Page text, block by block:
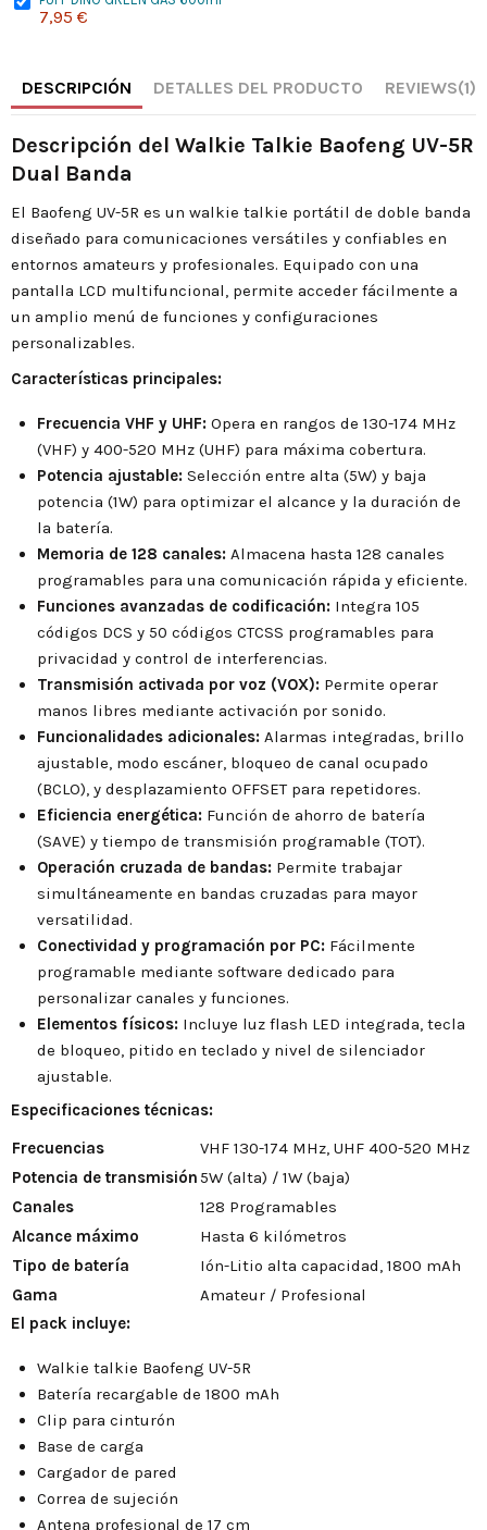
7,95 €
DESCRIPCIÓN DETALLES DEL PRODUCTO REVIEWS(1)
Descripción del Walkie Talkie Baofeng UV-5R
Dual Banda
El Baofeng UV-5R es un walkie talkie portátil de doble banda
diseñado para comunicaciones versátiles y confiables en
entornos amateurs y profesionales. Equipado con una
pantalla LCD multifuncional, permite acceder fácilmente a
un amplio menú de funciones y configuraciones
personalizables.
Características principales:
Frecuencia VHF y UHF: Opera en rangos de 130-174 MHz
(VHF) y 400-520 MHz (UHF) para máxima cobertura.
Potencia ajustable: Selección entre alta (5W) y baja
potencia (1W) para optimizar el alcance y la duración de
la batería.
Memoria de 128 canales: Almacena hasta 128 canales
programables para una comunicación rápida y eficiente.
Funciones avanzadas de codificación: Integra 105
códigos DCS y 50 códigos CTCSS programables para
privacidad y control de interferencias.
Transmisión activada por voz (VOX): Permite operar
manos libres mediante activación por sonido.
Funcionalidades adicionales: Alarmas integradas, brillo
ajustable, modo escáner, bloqueo de canal ocupado
(BCLO), y desplazamiento OFFSET para repetidores.
Eficiencia energética: Función de ahorro de batería
(SAVE) y tiempo de transmisión programable (TOT).
Operación cruzada de bandas: Permite trabajar
simultáneamente en bandas cruzadas para mayor
versatilidad.
Conectividad y programación por PC: Fácilmente
programable mediante software dedicado para
personalizar canales y funciones.
Elementos físicos: Incluye luz flash LED integrada, tecla
de bloqueo, pitido en teclado y nivel de silenciador
ajustable.
Especificaciones técnicas:
Frecuencias
VHF 130-174 MHz, UHF 400-520 MHz
Potencia de transmisión5W (alta) / 1W (baja)
Canales
128 Programables
Alcance máximo
Hasta 6 kilómetros
Tipo de batería
Ión-Litio alta capacidad, 1800 mAh
Gama
Amateur / Profesional
El pack incluye:
Walkie talkie Baofeng UV-5R
Batería recargable de 1800 mAh
Clip para cinturón
Base de carga
Cargador de pared
Correa de sujeción
Antena profesional de 17 cm